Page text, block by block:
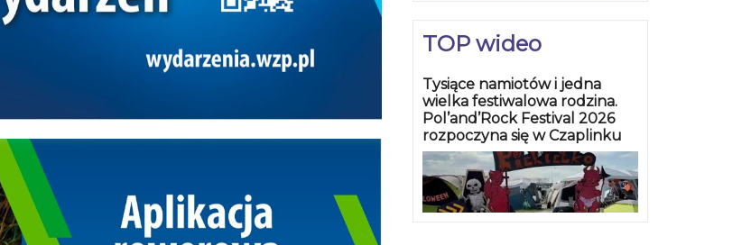
TOP wideo
Tysiące namiotów i jedna
wielka festiwalowa rodzina.
Pol’and’Rock Festival 2026
rozpoczyna się w Czaplinku